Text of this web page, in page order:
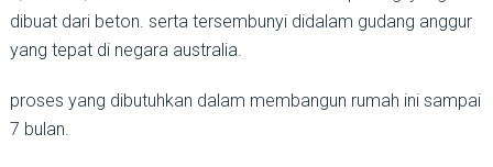
dibuat dari beton. serta tersembunyi didalam gudang anggur
yang tepat di negara australia.
proses yang dibutuhkan dalam membangun rumah ini sampai
7 bulan.